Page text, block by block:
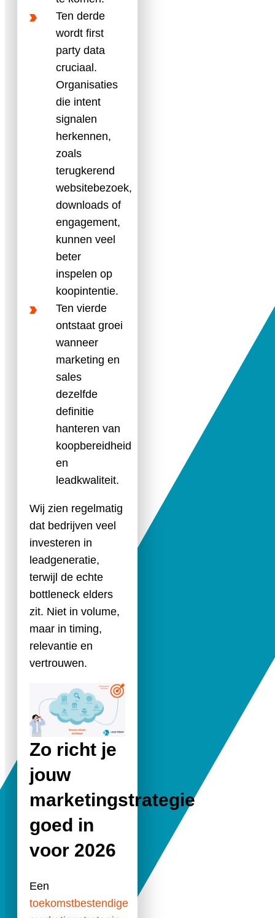
Ten derde
wordt first
party data
cruciaal.
Organisaties
die intent
signalen
herkennen,
zoals
terugkerend
websitebezoek,
downloads of
engagement,
kunnen veel
beter
inspelen op
koopintentie.
Ten vierde
ontstaat groei
wanneer
marketing en
sales
dezelfde
definitie
hanteren van
koopbereidheid
en
leadkwaliteit.
Wij zien regelmatig
dat bedrijven veel
investeren in
leadgeneratie,
terwijl de echte
bottleneck elders
zit. Niet in volume,
maar in timing,
relevantie en
vertrouwen.
Zo richt je
jouw
marketingstrategie
goed in
voor 2026
Een
toekomstbestendige